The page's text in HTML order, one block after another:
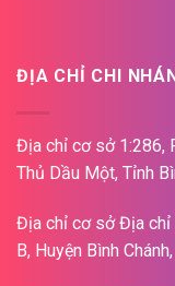
ĐỊA CHỈ CHI
Địa chỉ cơ sở 1:286,
Thủ Dầu Một, Tỉnh
Địa chỉ cơ sở Địa chỉ
B, Huyện Bình